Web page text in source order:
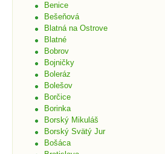
Benice
Bešeňová
Blatná na Ostrove
Blatné
Bobrov
Bojničky
Boleráz
Bolešov
Borčice
Borinka
Borský Mikuláš
Borský Svätý Jur
Bošáca